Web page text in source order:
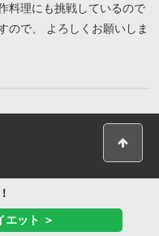
料理にも挑戦しているので
ので、 よろしくお願いしま
エット ＞